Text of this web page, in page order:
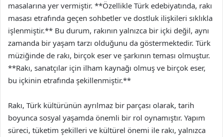
masalarına yer vermiştir. **Özellikle Türk edebiyatında, rakı
masası etrafında geçen sohbetler ve dostluk ilişkileri sıklıkla
işlenmiştir.** Bu durum, rakının yalnızca bir içki değil, aynı
zamanda bir yaşam tarzı olduğunu da göstermektedir. Türk
müziğinde de rakı, birçok eser ve şarkının teması olmuştur.
**Rakı, sanatçılar için ilham kaynağı olmuş ve birçok eser,
bu içkinin etrafında şekillenmiştir.**
Rakı, Türk kültürünün ayrılmaz bir parçası olarak, tarih
boyunca sosyal yaşamda önemli bir rol oynamıştır. Yapım
süreci, tüketim şekilleri ve kültürel önemi ile rakı, yalnızca